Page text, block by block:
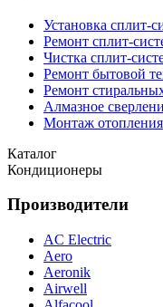
Установка сплит-
Ремонт сплит-
Чистка сплит-
Ремонт бытовой
Ремонт
Алмазное
Монтаж
Каталог
Кондиционеры
Производители
AC Electric
Aero
Aeronik
Airwell